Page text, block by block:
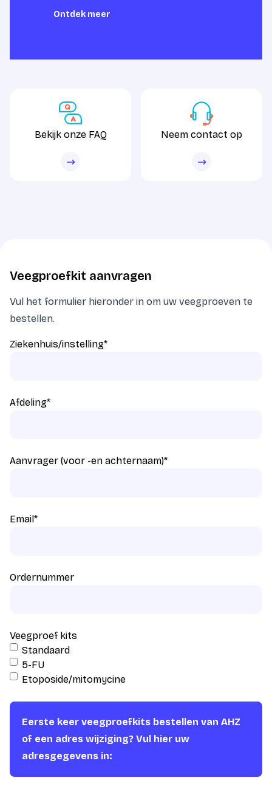
Ontdek meer
Bekijk onze FAQ Neem contact op
Veegproefkit aanvragen
Vul het formulier hieronder in om uw veegproeven te
bestellen.
Ziekenhuis/instelling*
Afdeling*
Aanvrager (voor -en achternaam)*
Email*
Ordernummer
Veegproef kits
Standaard
5-FU
Etoposide/mitomycine
Eerste keer veegproefkits bestellen van AHZ
of een adres wijziging? Vul hier uw
adresgegevens in: